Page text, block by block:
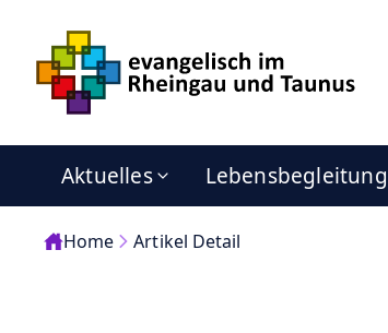
Aktuelles Lebensbegleitung
Home Artikel Detail